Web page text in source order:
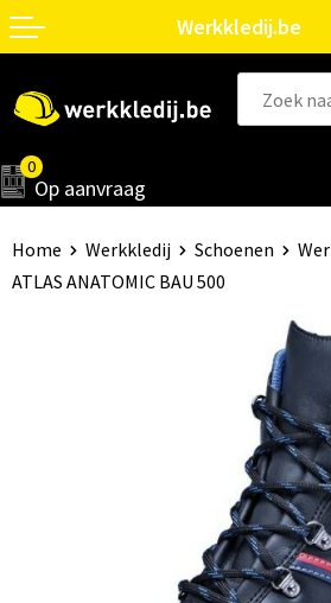
Werkkledij.be
0
Op aanvraag
Home Werkkledij Schoenen
ATLAS ANATOMIC BAU 500